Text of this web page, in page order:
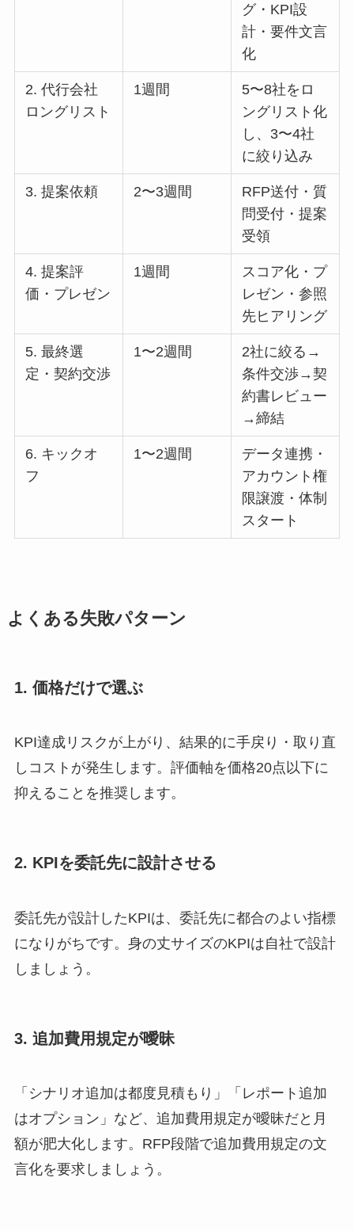
グ・KPI設
計・要件文言
化
2. 代行会社
ロングリスト
1週間
5〜8社をロ
ングリスト化
し、3〜4社
に絞り込み
3. 提案依頼 2〜3週間
RFP送付・質
問受付・提案
受領
4. 提案評
価・プレゼン
1週間
スコア化・プ
レゼン・参照
先ヒアリング
5. 最終選
定・契約交渉
1〜2週間
2社に絞る→
条件交渉→契
約書レビュー
→締結
6. キックオ
フ
1〜2週間
データ連携・
アカウント権
限譲渡・体制
スタート
よくある失敗パターン
1. 価格だけで選ぶ
KPI達成リスクが上がり、結果的に手戻り・取り直
しコストが発生します。評価軸を価格20点以下に
抑えることを推奨します。
2. KPIを委託先に設計させる
委託先が設計したKPIは、委託先に都合のよい指標
になりがちです。身の丈サイズのKPIは自社で設計
しましょう。
3. 追加費用規定が曖昧
「シナリオ追加は都度見積もり」「レポート追加
はオプション」など、追加費用規定が曖昧だと月
額が肥大化します。RFP段階で追加費用規定の文
言化を要求しましょう。